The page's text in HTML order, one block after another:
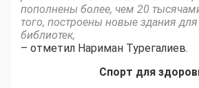
пополнены более, чем 20
того, построены новые здания
библиотек,
– отметил Нариман Турегалиев.
Спорт для